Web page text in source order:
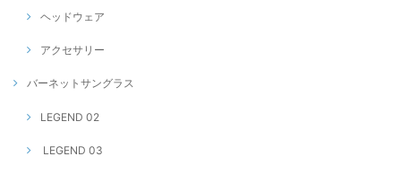
ヘッドウェア
アクセサリー
バーネットサングラス
LEGEND 02
LEGEND 03